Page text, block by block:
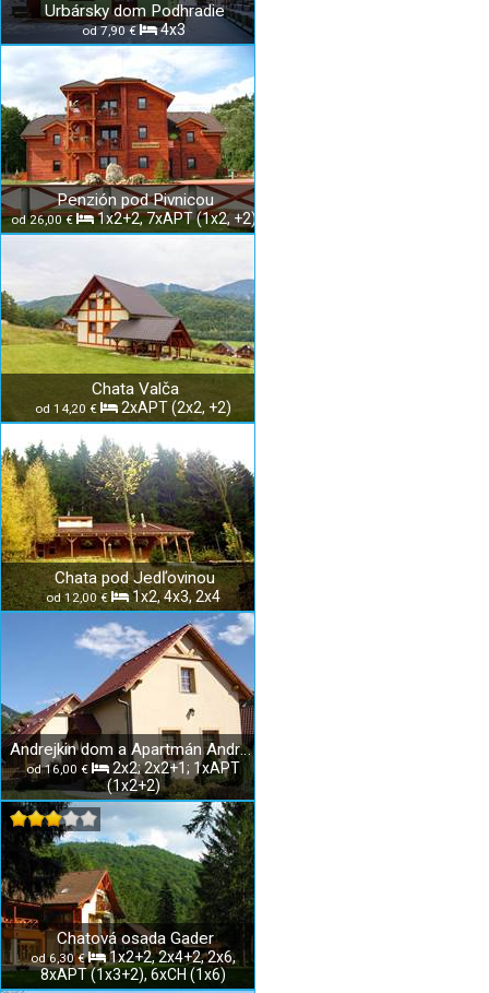
Urbársky dom Podhradie
od 7,90 € 4x3
Penzión pod Pivnicou
od 26,00 € 1x2+2, 7xAPT (1x2, +2)
Chata Valča
od 14,20 € 2xAPT (2x2, +2)
Chata pod Jedľovinou
od 12,00 € 1x2, 4x3, 2x4
Andrejkin dom a Apartmán Andrejka
od 16,00 €
2x2; 2x2+1; 1xAPT
(1x2+2)
Chatová osada Gader
od 6,30 €
1x2+2, 2x4+2, 2x6,
8xAPT (1x3+2), 6xCH (1x6)